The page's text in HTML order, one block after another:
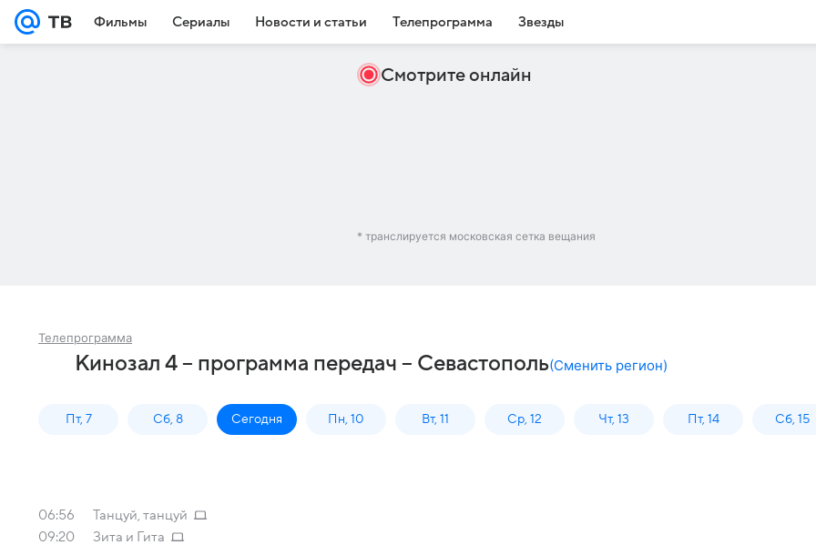
Фильмы Сериалы Новости и статьи Телепрограмма Звезды
Смотрите онлайн
* транслируется московская сетка вещания
Телепрограмма
Кинозал 4 – программа передач – Севастополь(Сменить регион)
Пт, 7 Сб, 8 Сегодня Пн, 10 Вт, 11 Ср, 12 Чт, 13 Пт, 14 Сб, 15
06:56
Танцуй, танцуй
09:20
Зита и Гита